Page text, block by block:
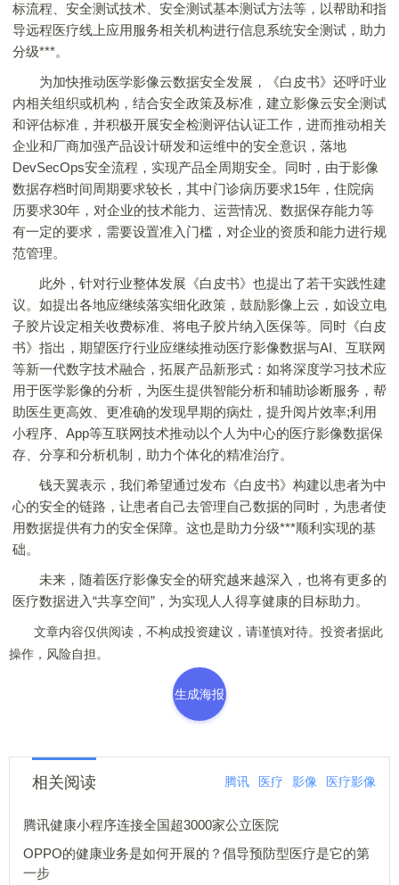
标流程、安全测试技术、安全测试基本测试方法等，以帮助和指
导远程医疗线上应用服务相关机构进行信息系统安全测试，助力
分级***。
为加快推动医学影像云数据安全发展，《白皮书》还呼吁业
内相关组织或机构，结合安全政策及标准，建立影像云安全测试
和评估标准，并积极开展安全检测评估认证工作，进而推动相关
企业和厂商加强产品设计研发和运维中的安全意识，落地
DevSecOps安全流程，实现产品全周期安全。同时，由于影像
数据存档时间周期要求较长，其中门诊病历要求15年，住院病
历要求30年，对企业的技术能力、运营情况、数据保存能力等
有一定的要求，需要设置准入门槛，对企业的资质和能力进行规
范管理。
此外，针对行业整体发展《白皮书》也提出了若干实践性建
议。如提出各地应继续落实细化政策，鼓励影像上云，如设立电
子胶片设定相关收费标准、将电子胶片纳入医保等。同时《白皮
书》指出，期望医疗行业应继续推动医疗影像数据与AI、互联网
等新一代数字技术融合，拓展产品新形式：如将深度学习技术应
用于医学影像的分析，为医生提供智能分析和辅助诊断服务，帮
助医生更高效、更准确的发现早期的病灶，提升阅片效率;利用
小程序、App等互联网技术推动以个人为中心的医疗影像数据保
存、分享和分析机制，助力个体化的精准治疗。
钱天翼表示，我们希望通过发布《白皮书》构建以患者为中
心的安全的链路，让患者自己去管理自己数据的同时，为患者使
用数据提供有力的安全保障。这也是助力分级***顺利实现的基
础。
未来，随着医疗影像安全的研究越来越深入，也将有更多的
医疗数据进入“共享空间”，为实现人人得享健康的目标助力。
文章内容仅供阅读，不构成投资建议，请谨慎对待。投资者据此
操作，风险自担。
生成海报
相关阅读 腾讯 医疗 影像 医疗影像
腾讯健康小程序连接全国超3000家公立医院
OPPO的健康业务是如何开展的？倡导预防型医疗是它的第
一步